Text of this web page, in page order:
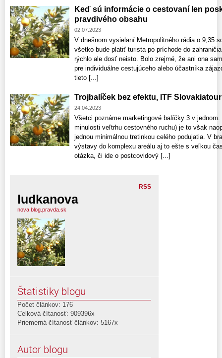
Keď sú informácie o cestovaní len
pravdivého obsahu
02.07.2023
V dnešnom vysielaní Metropolitného rádia o 9,35
všetko bude platiť turista po príchode do
rýchlo ale dosť neisto. Bolo zrejmé, že ani ona
pre individuálne cestujúceho alebo účastníka
tieto [...]
Trojbalíček bez efektu, ITF
24.04.2023
Všetci poznáme marketingové balíčky 3 v
minulosti veľtrhu cestovného ruchu) je to však
jednou minimálnou tretinkou celého podujatia. V
výstavy do komplexu areálu aj to ešte s veľkou
otázka, či ide o postcovidový [...]
RSS
ludkanova
nova.blog.pravda.sk
Štatistiky blogu
Počet článkov: 176
Celková čítanosť: 909396x
Priemerná čítanosť článkov: 5167x
Autor blogu